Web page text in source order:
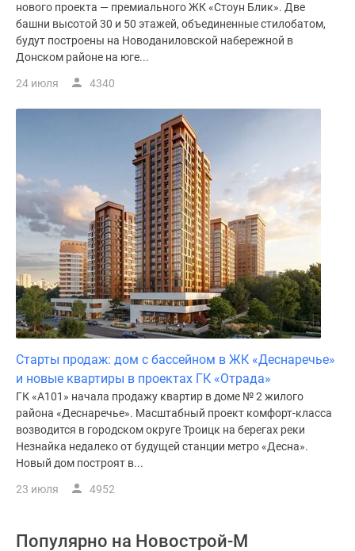
нового проекта — премиального ЖК «Стоун Блик». Две
башни высотой 30 и 50 этажей, объединенные стилобатом,
будут построены на Новоданиловской набережной в
Донском районе на юге...
24 июля 4340
Старты продаж: дом с бассейном в ЖК «Деснаречье»
и новые квартиры в проектах ГК «Отрада»
ГК «А101» начала продажу квартир в доме № 2 жилого
района «Деснаречье». Масштабный проект комфорт-класса
возводится в городском округе Троицк на берегах реки
Незнайка недалеко от будущей станции метро «Десна».
Новый дом построят в...
23 июля 4952
Популярно на Новострой-М